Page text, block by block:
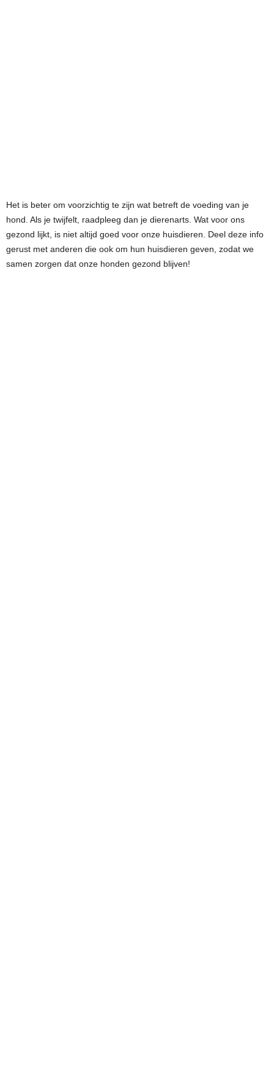
Het is beter om voorzichtig te zijn wat betreft de voeding van je
hond. Als je twijfelt, raadpleeg dan je dierenarts. Wat voor ons
gezond lijkt, is niet altijd goed voor onze huisdieren. Deel deze info
gerust met anderen die ook om hun huisdieren geven, zodat we
samen zorgen dat onze honden gezond blijven!